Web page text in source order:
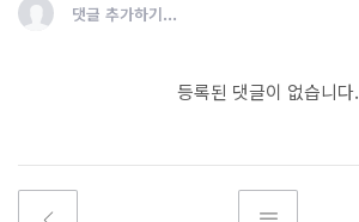
댓글 추가하기...
등록된 댓글이 없습니다.